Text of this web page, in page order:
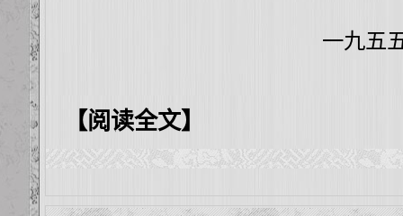
一九五五年十一
【阅读全文】